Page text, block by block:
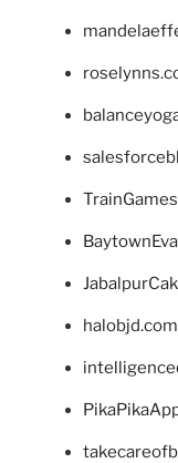
halobjd.com